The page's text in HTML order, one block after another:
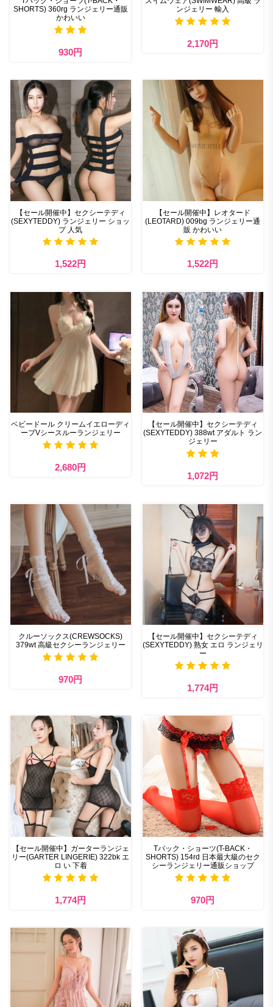
SHORTS) 360rg ランジェリー通販
かわいい
930円
ンジェリー 輸入
2,170円
【セール開催中】セクシーテディ
(SEXYTEDDY) ランジェリー ショッ
プ 人気
1,522円
【セール開催中】レオタード
(LEOTARD) 009bg ランジェリー通
販 かわいい
1,522円
ベビードール クリームイエローディ
ープVシースルーランジェリー
2,680円
【セール開催中】セクシーテディ
(SEXYTEDDY) 388wt アダルト ラン
ジェリー
1,072円
クルーソックス(CREWSOCKS)
379wt 高級セクシーランジェリー
970円
【セール開催中】セクシーテディ
(SEXYTEDDY) 熟女 エロ ランジェリ
ー
1,774円
【セール開催中】ガーターランジェ
リー(GARTER LINGERIE) 322bk エ
ロ い 下着
1,774円
Tバック・ショーツ(T-BACK・
SHORTS) 154rd 日本最大級のセク
シーランジェリー通販ショップ
970円